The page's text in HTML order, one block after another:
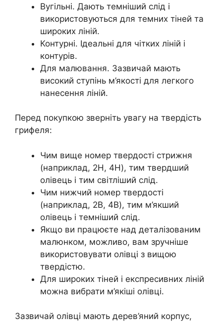
Вугільні. Дають темніший слід і
використовуються для темних тіней та
широких ліній.
Контурні. Ідеальні для чітких ліній і
контурів.
Для малювання. Зазвичай мають
високий ступінь м’якості для легкого
нанесення ліній.
Перед покупкою зверніть увагу на твердість
грифеля:
Чим вище номер твердості стрижня
(наприклад, 2H, 4H), тим твердший
олівець і тим світліший слід.
Чим нижчий номер твердості
(наприклад, 2B, 4B), тим м’якший
олівець і темніший слід.
Якщо ви працюєте над деталізованим
малюнком, можливо, вам зручніше
використовувати олівці з вищою
твердістю.
Для широких тіней і експресивних ліній
можна вибрати м’якіші олівці.
Зазвичай олівці мають дерев’яний корпус,